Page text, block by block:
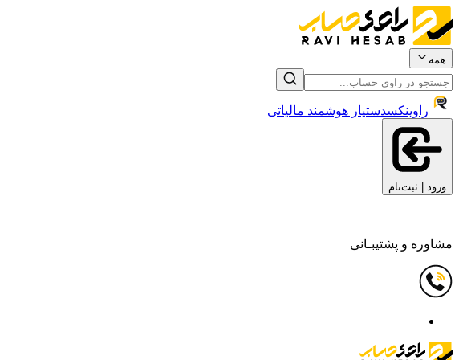
همه
راوینکسدستیار هوشمند مالیاتی
ورود | ثبت‌نام
مشاوره و پشتیبـانی